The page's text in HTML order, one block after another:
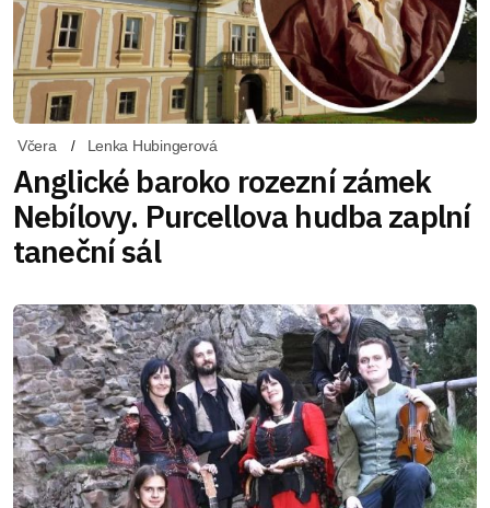
Včera Lenka Hubingerová
Anglické baroko rozezní zámek
Nebílovy. Purcellova hudba zaplní
taneční sál